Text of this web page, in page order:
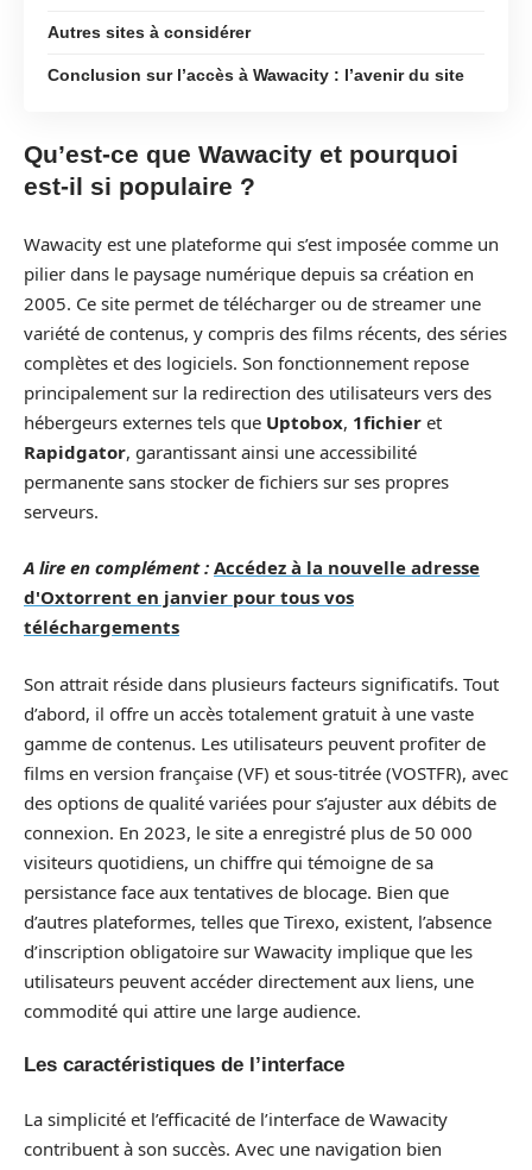
Autres sites à considérer
Conclusion sur l’accès à Wawacity : l’avenir du site
Qu’est-ce que Wawacity et pourquoi
est-il si populaire ?
Wawacity est une plateforme qui s’est imposée comme un
pilier dans le paysage numérique depuis sa création en
2005. Ce site permet de télécharger ou de streamer une
variété de contenus, y compris des films récents, des séries
complètes et des logiciels. Son fonctionnement repose
principalement sur la redirection des utilisateurs vers des
hébergeurs externes tels que Uptobox, 1fichier et
Rapidgator, garantissant ainsi une accessibilité
permanente sans stocker de fichiers sur ses propres
serveurs.
A lire en complément : Accédez à la nouvelle adresse
d'Oxtorrent en janvier pour tous vos
téléchargements
Son attrait réside dans plusieurs facteurs significatifs. Tout
d’abord, il offre un accès totalement gratuit à une vaste
gamme de contenus. Les utilisateurs peuvent profiter de
films en version française (VF) et sous-titrée (VOSTFR), avec
des options de qualité variées pour s’ajuster aux débits de
connexion. En 2023, le site a enregistré plus de 50 000
visiteurs quotidiens, un chiffre qui témoigne de sa
persistance face aux tentatives de blocage. Bien que
d’autres plateformes, telles que Tirexo, existent, l’absence
d’inscription obligatoire sur Wawacity implique que les
utilisateurs peuvent accéder directement aux liens, une
commodité qui attire une large audience.
Les caractéristiques de l’interface
La simplicité et l’efficacité de l’interface de Wawacity
contribuent à son succès. Avec une navigation bien